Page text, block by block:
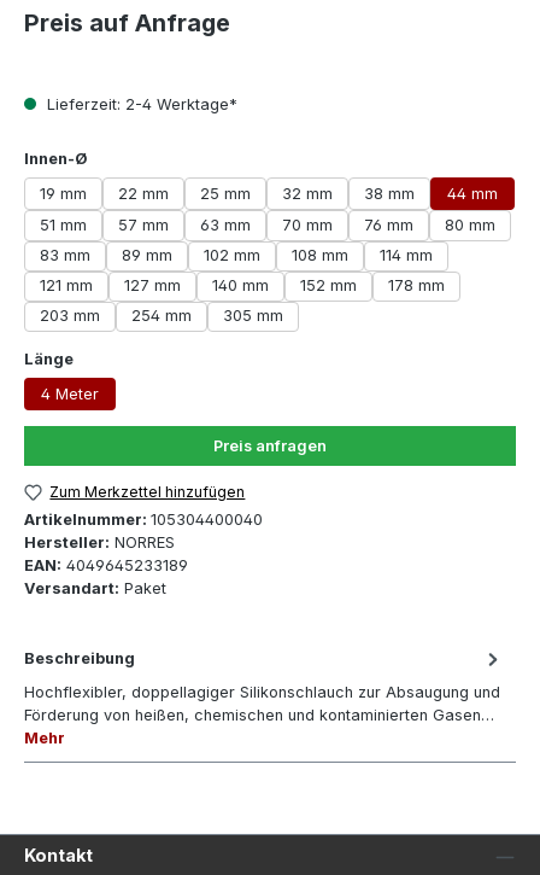
Preis auf Anfrage
Lieferzeit: 2-4 Werktage*
Innen-Ø
19 mm
22 mm 25 mm 32 mm 38 mm
44 mm
51 mm
57 mm 63 mm 70 mm 76 mm
80 mm
83 mm
89 mm 102 mm 108 mm
114 mm
121 mm
127 mm 140 mm 152 mm
178 mm
203 mm
254 mm 305 mm
Längeauswählen
4 Meter
Preis anfragen
Zum Merkzettel hinzufügen
Artikelnummer: 105304400040
Hersteller: NORRES
EAN: 4049645233189
Versandart: Paket
Beschreibung
Hochflexibler, doppellagiger Silikonschlauch zur Absaugung und
Förderung von heißen, chemischen und kontaminierten Gasen…
Mehr
Kontakt